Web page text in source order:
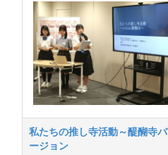
私たちの推し寺活動～醍醐寺バ
ージョン